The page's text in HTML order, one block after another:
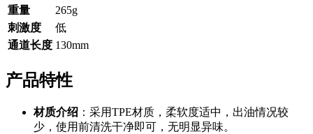
重量
265g
刺激度
低
通道长度 130mm
产品特性
材质介绍 ：采用TPE材质，柔软度适中，出油情况较
少，使用前清洗干净即可，无明显异味。